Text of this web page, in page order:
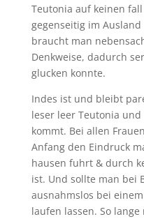
Teutonia auf keinen
gegenseitig im
braucht man
Denkweise, dadurch
glucken konnte.
Indes ist und bleibt
leser leer Teutonia
kommt. Bei allen
Anfang den Eindruck
hausen fuhrt & durch
ist. Und sollte man bei
ausnahmslos bei
laufen lassen. So lange